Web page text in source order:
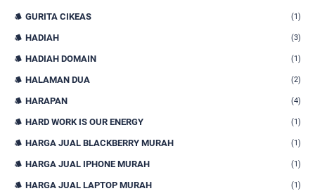
GURITA CIKEAS
(1)
HADIAH (3)
HADIAH DOMAIN (1)
HALAMAN DUA (2)
HARAPAN (4)
HARD WORK IS OUR ENERGY (1)
HARGA JUAL BLACKBERRY MURAH (1)
HARGA JUAL IPHONE MURAH (1)
HARGA JUAL LAPTOP MURAH (1)